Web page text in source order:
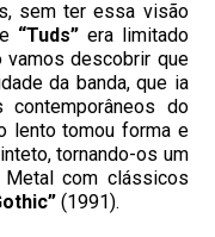
sem ter essa visão
“Tuds”era limitado
vamos descobrir que
da banda, que ia
do
lento tomou forma e
tornando-os um
com clássicos
(1991).